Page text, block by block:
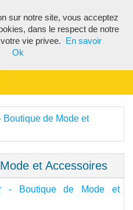
Boutique de Mode et
et Accessoires
- Boutique de Mode et
sur notre site, vous acceptez
dans le respect de notre
vie privee.
En savoir
Ok